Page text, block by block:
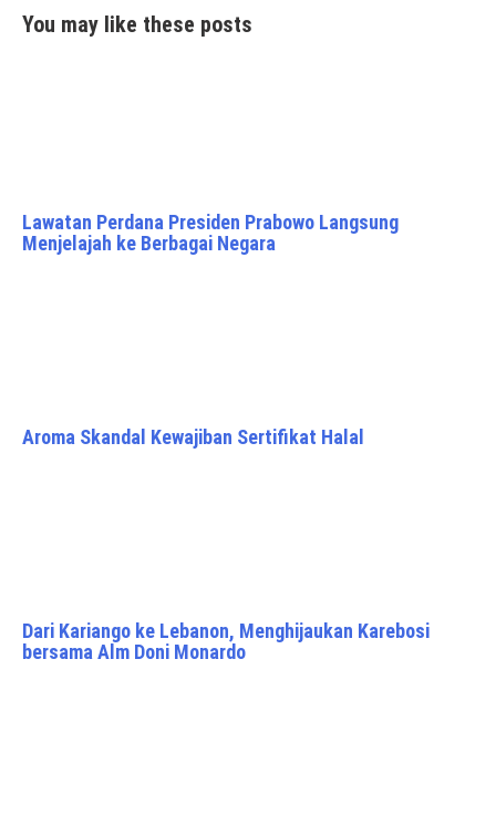
You may like these posts
Lawatan Perdana Presiden Prabowo Langsung
Menjelajah ke Berbagai Negara
Aroma Skandal Kewajiban Sertifikat Halal
Dari Kariango ke Lebanon, Menghijaukan Karebosi
bersama Alm Doni Monardo